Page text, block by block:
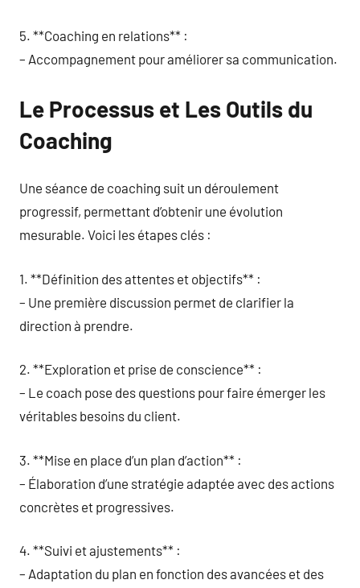
5. **Coaching en relations** :
– Accompagnement pour améliorer sa communication.
Le Processus et Les Outils du
Coaching
Une séance de coaching suit un déroulement
progressif, permettant d’obtenir une évolution
mesurable. Voici les étapes clés :
1. **Définition des attentes et objectifs** :
– Une première discussion permet de clarifier la
direction à prendre.
2. **Exploration et prise de conscience** :
– Le coach pose des questions pour faire émerger les
véritables besoins du client.
3. **Mise en place d’un plan d’action** :
– Élaboration d’une stratégie adaptée avec des actions
concrètes et progressives.
4. **Suivi et ajustements** :
– Adaptation du plan en fonction des avancées et des